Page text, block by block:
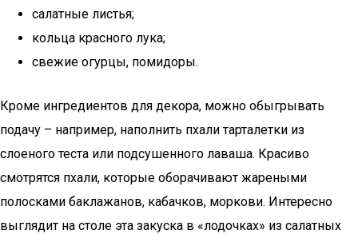
салатные листья;
кольца красного лука;
свежие огурцы, помидоры.
Кроме ингредиентов для декора, можно обыгрывать
подачу – например, наполнить пхали тарталетки из
слоеного теста или подсушенного лаваша. Красиво
смотрятся пхали, которые оборачивают жареными
полосками баклажанов, кабачков, моркови. Интересно
выглядит на столе эта закуска в «лодочках» из салатных